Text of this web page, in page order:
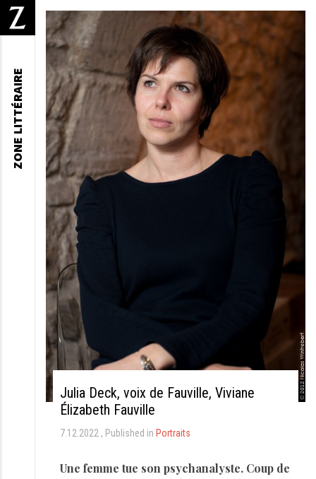
Julia Deck, voix de Fauville, Viviane
Élizabeth Fauville
7.12.2022 Published in Portraits
Une femme tue son psychanalyste. Coup de
ZONE LITTÉRAIRE